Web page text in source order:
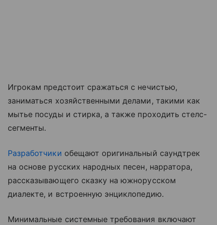
Игрокам предстоит сражаться с нечистью,
заниматься хозяйственными делами, такими как
мытье посуды и стирка, а также проходить стелс-
сегменты.
Разработчики обещают оригинальный саундтрек
на основе русских народных песен, нарратора,
рассказывающего сказку на южнорусском
диалекте, и встроенную энциклопедию.
Минимальные системные требования включают